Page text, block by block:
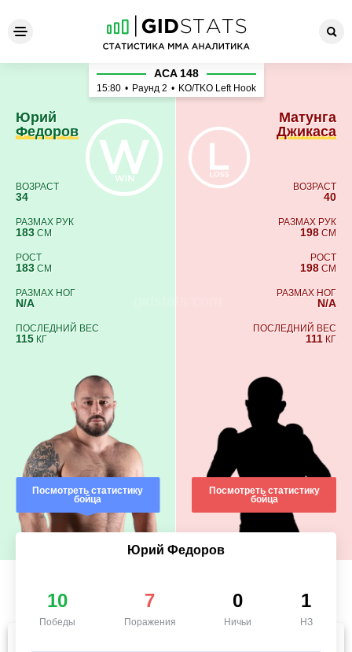
Юрий Федоров - Матунга
Юрий
Федоров
ВОЗРАСТ
34
РАЗМАХ РУК
183 СМ
РОСТ
183 СМ
РАЗМАХ НОГ
N/A
ПОСЛЕДНИЙ ВЕС
115 КГ
Посмотреть статистику
бойца
ACA 148
15:80 • Раунд 2 • KO/TKO Left Hook
Матунга
Джикаса
ВОЗРАСТ
40
РАЗМАХ РУК
198 СМ
РОСТ
198 СМ
РАЗМАХ НОГ
N/A
ПОСЛЕДНИЙ ВЕС
111 КГ
Посмотреть статистику
бойца
Юрий Федоров
10
Победы
7
Поражения
0
Ничьи
1
НЗ